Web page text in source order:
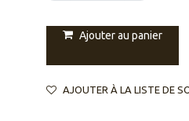
Ajouter au panier
AJOUTER À LA LISTE DE